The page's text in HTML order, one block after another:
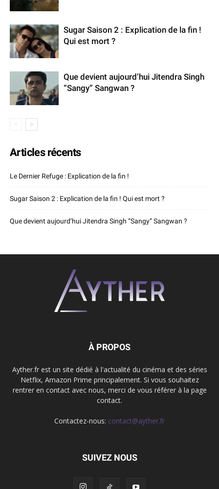
Sugar Saison 2 : Explication de la fin !
Qui est mort ?
Que devient aujourd’hui Jitendra Singh
“Sangy” Sangwan ?
Articles récents
Le Dernier Refuge : Explication de la fin !
Sugar Saison 2 : Explication de la fin ! Qui est mort ?
Que devient aujourd’hui Jitendra Singh “Sangy” Sangwan ?
À PROPOS
Ayther.fr est un site dédié à l'actualité du cinéma et des séries
Netflix, Amazon Prime principalement. Si vous souhaitez
rentrer en contact avec nous, merci de vous référer à la page
contact.
Contactez-nous: contact@ayther.fr
SUIVEZ NOUS